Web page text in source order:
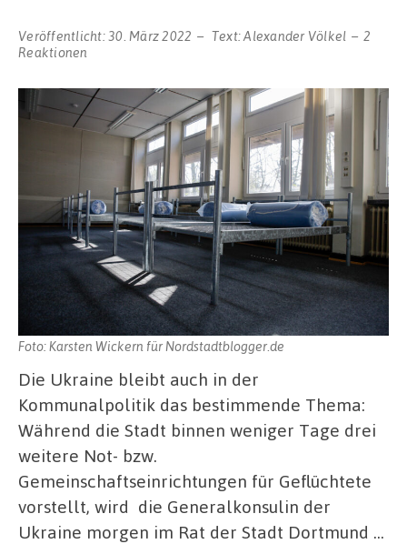
Veröffentlicht:30. März 2022 Text:Alexander Völkel
2
Reaktionen
Foto: Karsten Wickern für Nordstadtblogger.de
Die Ukraine bleibt auch in der
Kommunalpolitik das bestimmende Thema:
Während die Stadt binnen weniger Tage drei
weitere Not- bzw.
Gemeinschaftseinrichtungen für Geflüchtete
vorstellt, wird die Generalkonsulin der
Ukraine morgen im Rat der Stadt Dortmund …